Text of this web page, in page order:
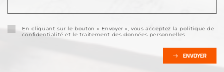
En cliquant sur le bouton « Envoyer », vous acceptez la politique de
confidentialité et le traitement des données personnelles
ENVOYER